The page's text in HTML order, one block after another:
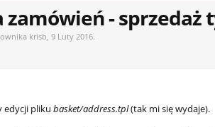
- sprzedaż
krisb, 9 Luty 2016.
edycji pliku basket/address.tpl(tak mi się wydaje).